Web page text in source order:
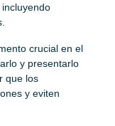
crucial en el
y presentarlo
que los
y eviten